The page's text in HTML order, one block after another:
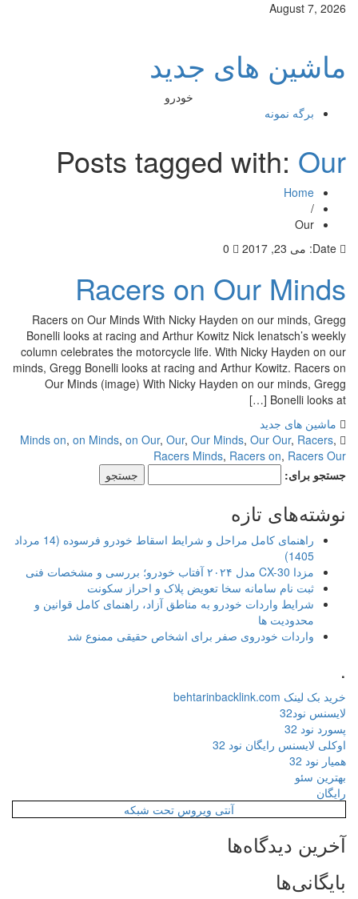
August 7, 2026
ماشین های جدید
خودرو
برگه نمونه
Posts tagged with:Our
Home
/
Our
Date: می 23, 2017 0
Racers on Our Minds
Racers on Our Minds With Nicky Hayden on our minds, Gregg
Bonelli looks at racing and Arthur Kowitz Nick Ienatsch’s weekly
column celebrates the motorcycle life. With Nicky Hayden on our
minds, Gregg Bonelli looks at racing and Arthur Kowitz. Racers on
Our Minds (image) With Nicky Hayden on our minds, Gregg
Bonelli looks at […]
ماشین های جدید
Minds on, on Minds, on Our,Our,Our Minds,Our Our,Racers
Racers Minds,Racers on,Racers Our
جستجو برای:
نوشته‌های تازه
راهنمای کامل مراحل و شرایط اسقاط خودرو فرسوده (14 مرداد
1405)
مزدا CX-30 مدل ۲۰۲۴ آفتاب خودرو؛ بررسی و مشخصات فنی
ثبت نام سامانه سخا تعویض پلاک و احراز سکونت
شرایط واردات خودرو به مناطق آزاد، راهنمای کامل قوانین و
محدودیت ها
واردات خودروی صفر برای اشخاص حقیقی ممنوع شد
خرید بک لینک behtarinbacklink.com
لایسنس نود32
پسورد نود 32
اوکلی لایسنس رایگان نود 32
همیار نود 32
بهترین سئو
رایگان
آنتی ویروس تحت شبکه
آخرین دیدگاه‌ها
بایگانی‌ها